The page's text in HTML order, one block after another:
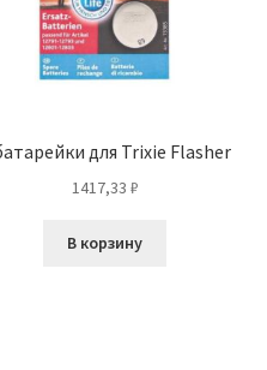
для Trixie Flasher
1417,33 ₽
В корзину